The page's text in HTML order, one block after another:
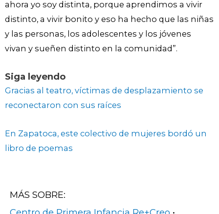
ahora yo soy distinta, porque aprendimos a vivir
distinto, a vivir bonito y eso ha hecho que las niñas
y las personas, los adolescentes y los jóvenes
vivan y sueñen distinto en la comunidad”.
Siga leyendo
Gracias al teatro, víctimas de desplazamiento se
reconectaron con sus raíces
En Zapatoca, este colectivo de mujeres bordó un
libro de poemas
MÁS SOBRE: